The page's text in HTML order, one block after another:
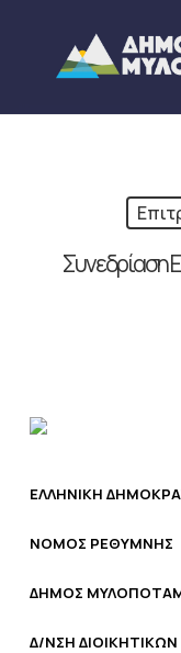
content
Συνεδρίαση
ΕΛΛΗΝΙΚΗ
NOMOΣ ΡΕΘΥΜΝΗΣ
ΔΗΜΟΣ
Δ/ΝΣΗ